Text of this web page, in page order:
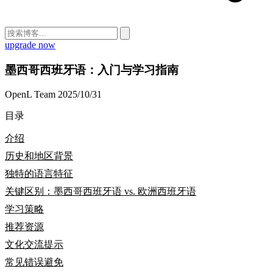
upgrade now
墨西哥西班牙语：入门与学习指南
OpenL Team 2025/10/31
目录
介绍
历史和地区背景
独特的语言特征
关键区别：墨西哥西班牙语 vs. 欧洲西班牙语
学习策略
推荐资源
文化交流提示
常见错误避免